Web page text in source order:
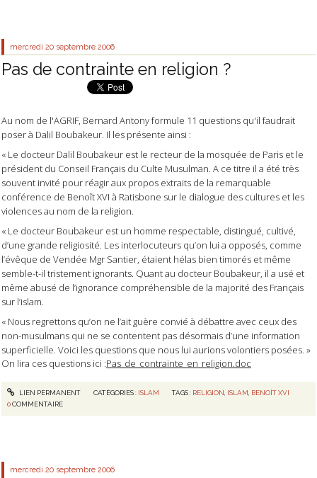
mercredi 20 septembre 2006
Pas de contrainte en religion ?
Au nom de l'AGRIF, Bernard Antony formule 11 questions qu'il faudrait
poser à Dalil Boubakeur. Il les présente ainsi :
« Le docteur Dalil Boubakeur est le recteur de la mosquée de Paris et le
président du Conseil Français du Culte Musulman. A ce titre il a été très
souvent invité pour réagir aux propos extraits de la remarquable
conférence de Benoît XVI à Ratisbone sur le dialogue des cultures et les
violences au nom de la religion.
« Le docteur Boubakeur est un homme respectable, distingué, cultivé,
d’une grande religiosité. Les interlocuteurs qu’on lui a opposés, comme
l’évêque de Vendée Mgr Santier, étaient hélas bien timorés et même
semble-t-il tristement ignorants. Quant au docteur Boubakeur, il a usé et
même abusé de l’ignorance compréhensible de la majorité des Français
sur l’islam.
« Nous regrettons qu’on ne l’ait guère convié à débattre avec ceux des
non-musulmans qui ne se contentent pas désormais d’une information
superficielle. Voici les questions que nous lui aurions volontiers posées. »
On lira ces questions ici :Pas_de_contrainte_en_religion.doc
LIEN PERMANENT CATÉGORIES : ISLAM TAGS : RELIGION ISLAM BENOÎT XVI
0COMMENTAIRE
mercredi 20 septembre 2006